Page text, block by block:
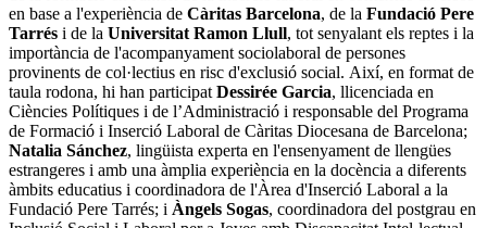
en base a l'experiència de Càritas Barcelona, de la Fundació Pere
Tarrés i de la Universitat Ramon Llull, tot senyalant els reptes i la
importància de l'acompanyament sociolaboral de persones
provinents de col·lectius en risc d'exclusió social. Així, en format de
taula rodona, hi han participat Dessirée Garcia, llicenciada en
Ciències Polítiques i de l’Administració i responsable del Programa
de Formació i Inserció Laboral de Càritas Diocesana de Barcelona;
Natalia Sánchez, lingüista experta en l'ensenyament de llengües
estrangeres i amb una àmplia experiència en la docència a diferents
àmbits educatius i coordinadora de l'Àrea d'Inserció Laboral a la
Fundació Pere Tarrés; i Àngels Sogas, coordinadora del postgrau en